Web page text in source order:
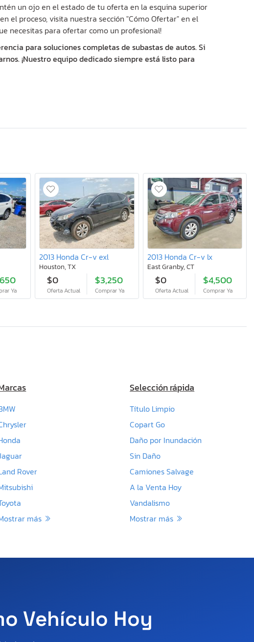
un ojo en el estado de tu oferta en la esquina superior
el proceso, visita nuestra sección "Cómo Ofertar" en el
necesitas para ofertar como un profesional!
para soluciones completas de subastas de autos. Si
¡Nuestro equipo dedicado siempre está listo para
Ya
2013 Honda Cr-v exl
Houston, TX
$0
Oferta Actual
$3,250
Comprar Ya
2013 Honda Cr-v lx
East Granby, CT
$0
Oferta Actual
$4,500
Comprar Ya
Rover
más
Selección rápida
Título Limpio
Copart Go
Daño por Inundación
Sin Daño
Camiones Salvage
A la Venta Hoy
Vandalismo
Mostrar más
Vehículo Hoy